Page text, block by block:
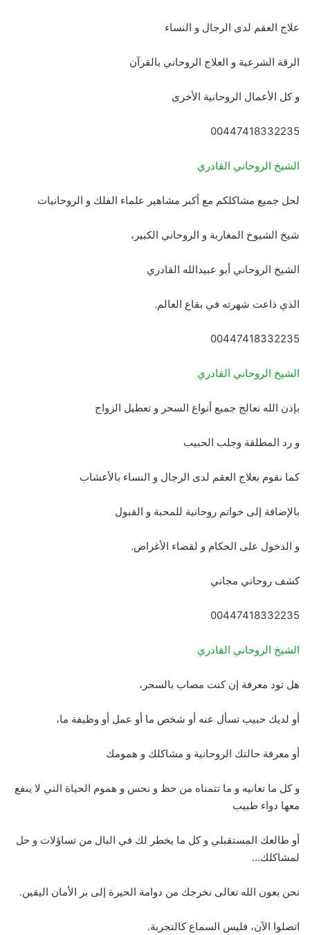
علاج العقم لدى الرجال و النساء
الرقة الشرعية و العلاج الروحاني بالقرآن
و كل الأعمال الروحانية الأخرى
00447418332235
الشيخ الروحاني القادري
لحل جميع مشاكلكم مع أكبر مشاهير علماء الفلك و الروحانيات
شيخ الشيوخ المغاربة و الروحاني الكبير،
الشيخ الروحاني أبو عبيدالله القادري
الذي ذاعت شهرته في بقاع العالم.
00447418332235
الشيخ الروحاني القادري
بإذن الله نعالج جميع أنواع السحر و تعطيل الزواج
و رد المطلقة وجلب الحبيب
كما نقوم بعلاج العقم لدى الرجال و النساء بالأعشاب
بالإضافة إلى خواتم روحانية للمحبة و القبول
و الدخول على الحكام و لقضاء الأغراض.
كشف روحاني مجاني
00447418332235
الشيخ الروحاني القادري
هل تود معرفة إن كنت مصاب بالسحر،
أو لديك حبيب تسأل عنه أو شخص ما أو عمل أو وظيفة ما،
أو معرفة حالتك الروحانية و مشاكلك و همومك
و كل ما تعانيه و ما تتمناه من حظ و نحس و هموم الحياة التي لا ينفع
معها دواء طبيب
أو طالعك المستقبلي و كل ما يخطر لك في البال من تساؤلات و حل
لمشاكلك…
نحن بعون الله تعالى نخرجك من دوامة الحيرة إلى بر الأمان اليقين.
اتصلوا الآن، فليس السماع كالتجربة.